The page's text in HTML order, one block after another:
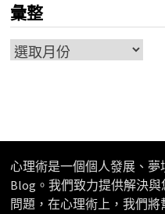
彙整
彙
心理術是一個個人發展、
Blog。我們致力提供解決
問題，在心理術上，我們